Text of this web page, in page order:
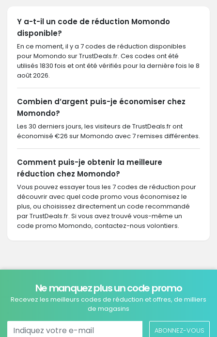
Y a-t-il un code de réduction Momondo
disponible?
En ce moment, il y a 7 codes de réduction disponibles
pour Momondo sur TrustDeals.fr. Ces codes ont été
utilisés 1830 fois et ont été vérifiés pour la dernière fois le 8
août 2026.
Combien d’argent puis-je économiser chez
Momondo?
Les 30 derniers jours, les visiteurs de TrustDeals.fr ont
économisé €26 sur Momondo avec 7 remises différentes.
Comment puis-je obtenir la meilleure
réduction chez Momondo?
Vous pouvez essayer tous les 7 codes de réduction pour
découvrir avec quel code promo vous économisez le
plus, ou choisissez directement un code recommandé
par TrustDeals.fr. Si vous avez trouvé vous-même un
code promo Momondo, contactez-nous volontiers.
Ne manquez plus un code promo
Recevez les meilleurs codes de réduction et offres, de milliers
de magasins
ABONNEZ-VOUS